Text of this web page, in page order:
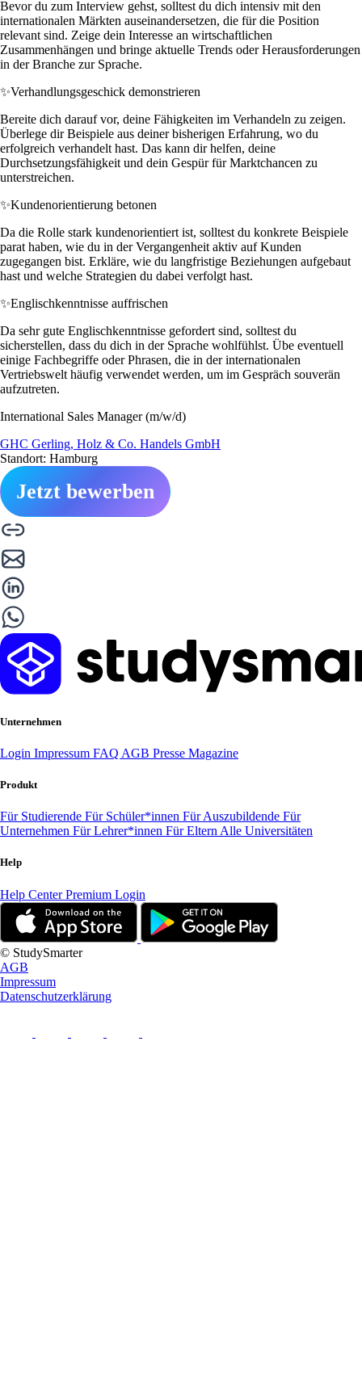
Bevor du zum Interview gehst, solltest du dich intensiv mit den
internationalen Märkten auseinandersetzen, die für die Position
relevant sind. Zeige dein Interesse an wirtschaftlichen
Zusammenhängen und bringe aktuelle Trends oder Herausforderungen
in der Branche zur Sprache.
✨Verhandlungsgeschick demonstrieren
Bereite dich darauf vor, deine Fähigkeiten im Verhandeln zu zeigen.
Überlege dir Beispiele aus deiner bisherigen Erfahrung, wo du
erfolgreich verhandelt hast. Das kann dir helfen, deine
Durchsetzungsfähigkeit und dein Gespür für Marktchancen zu
unterstreichen.
✨Kundenorientierung betonen
Da die Rolle stark kundenorientiert ist, solltest du konkrete Beispiele
parat haben, wie du in der Vergangenheit aktiv auf Kunden
zugegangen bist. Erkläre, wie du langfristige Beziehungen aufgebaut
hast und welche Strategien du dabei verfolgt hast.
✨Englischkenntnisse auffrischen
Da sehr gute Englischkenntnisse gefordert sind, solltest du
sicherstellen, dass du dich in der Sprache wohlfühlst. Übe eventuell
einige Fachbegriffe oder Phrasen, die in der internationalen
Vertriebswelt häufig verwendet werden, um im Gespräch souverän
aufzutreten.
International Sales Manager (m/w/d)
GHC Gerling, Holz & Co. Handels GmbH
Standort: Hamburg
Jetzt bewerben
Unternehmen
Login Impressum FAQ AGB Presse Magazine
Produkt
Für Studierende Für Schüler*innen Für Auszubildende Für
Unternehmen Für Lehrer*innen Für Eltern Alle Universitäten
Help
Help CenterPremium Login
© StudySmarter
AGB
Impressum
Datenschutzerklärung